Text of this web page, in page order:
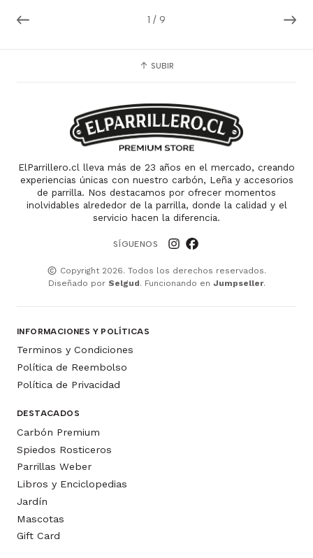
1 / 9
SUBIR
ElParrillero.cl lleva más de 23 años en el mercado, creando
experiencias únicas con nuestro carbón, Leña y accesorios
de parrilla. Nos destacamos por ofrecer momentos
inolvidables alrededor de la parrilla, donde la calidad y el
servicio hacen la diferencia.
SÍGUENOS
Copyright 2026. Todos los derechos reservados.
Diseñado por Selgud. Funcionando en Jumpseller.
INFORMACIONES Y POLÍTICAS
Terminos y Condiciones
Política de Reembolso
Política de Privacidad
DESTACADOS
Carbón Premium
Spiedos Rosticeros
Parrillas Weber
Libros y Enciclopedias
Jardín
Mascotas
Gift Card